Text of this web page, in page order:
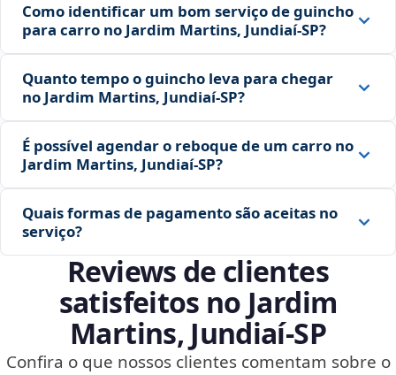
Como identificar um bom serviço de guincho
para carro no Jardim Martins, Jundiaí‑SP?
Quanto tempo o guincho leva para chegar
no Jardim Martins, Jundiaí‑SP?
É possível agendar o reboque de um carro no
Jardim Martins, Jundiaí‑SP?
Quais formas de pagamento são aceitas no
serviço?
Reviews de clientes
satisfeitos no Jardim
Martins, Jundiaí‑SP
Confira o que nossos clientes comentam sobre o